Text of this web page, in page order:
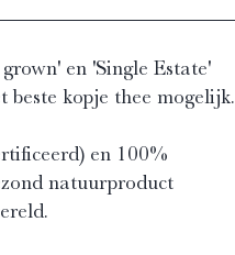
en 'Single Estate'
beste kopje thee mogelijk.
en 100%
natuurproduct